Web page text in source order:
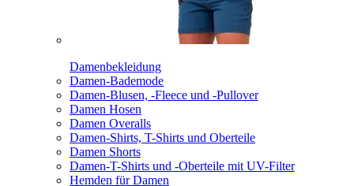
Damenbekleidung
Damen-Bademode
Damen-Blusen, -Fleece und -Pullover
Damen Hosen
Damen Overalls
Damen-Shirts, T-Shirts und Oberteile
Damen Shorts
Damen-T-Shirts und -Oberteile mit UV-Filter
Hemden für Damen